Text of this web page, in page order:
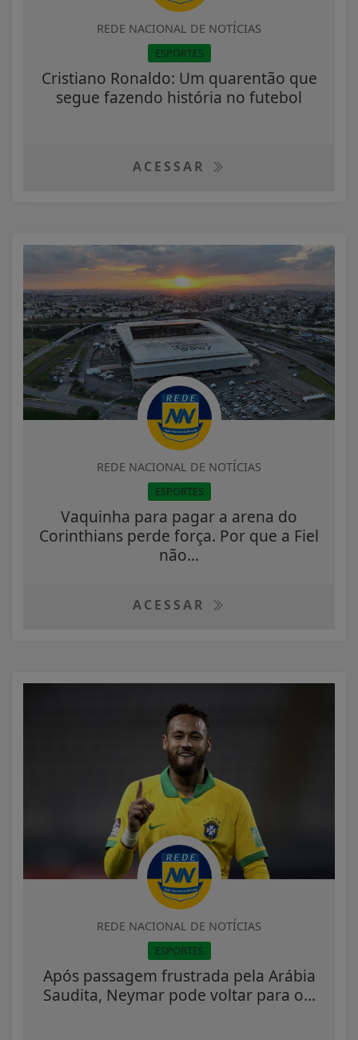
REDE NACIONAL DE NOTÍCIAS
ESPORTES
Cristiano Ronaldo: Um quarentão que
segue fazendo história no futebol
ACESSAR
REDE NACIONAL DE NOTÍCIAS
ESPORTES
Vaquinha para pagar a arena do
Corinthians perde força. Por que a Fiel
não...
ACESSAR
REDE NACIONAL DE NOTÍCIAS
ESPORTES
Após passagem frustrada pela Arábia
Saudita, Neymar pode voltar para o...